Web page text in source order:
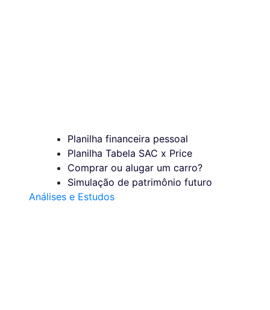
Planilha financeira pessoal
Planilha Tabela SAC x Price
Comprar ou alugar um carro?
Simulação de patrimônio futuro
Análises e Estudos